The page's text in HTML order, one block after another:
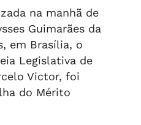
na manhã de
Guimarães da
em Brasília, o
Legislativa de
Victor, foi
do Mérito